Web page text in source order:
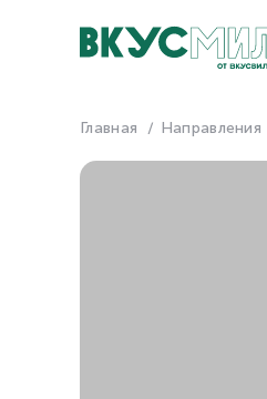
Главная Направления